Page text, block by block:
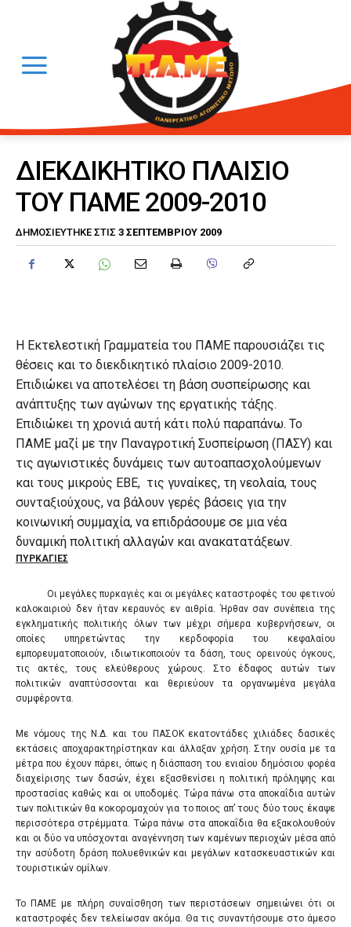
ΔΙΕΚΔΙΚΗΤΙΚΟ ΠΛΑΙΣΙΟ
ΤΟΥ ΠΑΜΕ 2009-2010
ΔΗΜΟΣΙΕΎΤΗΚΕ ΣΤΙΣ 3 ΣΕΠΤΕΜΒΡΊΟΥ 2009
Η Εκτελεστική Γραμματεία του ΠΑΜΕ παρουσιάζει τις
θέσεις και το διεκδικητικό πλαίσιο 2009-2010.
Επιδιώκει να αποτελέσει τη βάση συσπείρωσης και
ανάπτυξης των αγώνων της εργατικής τάξης.
Επιδιώκει τη χρονιά αυτή κάτι πολύ παραπάνω. Το
ΠΑΜΕ μαζί με την Παναγροτική Συσπείρωση (ΠΑΣΥ) και
τις αγωνιστικές δυνάμεις των αυτοαπασχολούμενων
και τους μικρούς ΕΒΕ, τις γυναίκες, τη νεολαία, τους
συνταξιούχους, να βάλουν γερές βάσεις για την
κοινωνική συμμαχία, να επιδράσουμε σε μια νέα
δυναμική πολιτική αλλαγών και ανακατατάξεων.
ΠΥΡΚΑΓΙΕΣ
Οι μεγάλες πυρκαγιές και οι μεγάλες καταστροφές του φετινού
καλοκαιριού δεν ήταν κεραυνός εν αιθρία. Ήρθαν σαν συνέπεια της
εγκληματικής πολιτικής όλων των μέχρι σήμερα κυβερνήσεων, οι
οποίες υπηρετώντας την κερδοφορία του κεφαλαίου
εμπορευματοποιούν, ιδιωτικοποιούν τα δάση, τους ορεινούς όγκους,
τις ακτές, τους ελεύθερους χώρους. Στο έδαφος αυτών των
πολιτικών αναπτύσσονται και θεριεύουν τα οργανωμένα μεγάλα
συμφέροντα.
Με νόμους της Ν.Δ. και του ΠΑΣΟΚ εκατοντάδες χιλιάδες δασικές
εκτάσεις αποχαρακτηρίστηκαν και άλλαξαν χρήση. Στην ουσία με τα
μέτρα που έχουν πάρει, όπως η διάσπαση του ενιαίου δημόσιου φορέα
διαχείρισης των δασών, έχει εξασθενίσει η πολιτική πρόληψης και
προστασίας καθώς και οι υποδομές. Τώρα πάνω στα αποκαΐδια αυτών
των πολιτικών θα κοκορομαχούν για το ποιος απ’ τους δύο τους έκαψε
περισσότερα στρέμματα. Τώρα πάνω στα αποκαΐδια θα εξακολουθούν
και οι δύο να υπόσχονται αναγέννηση των καμένων περιοχών μέσα από
την ασύδοτη δράση πολυεθνικών και μεγάλων κατασκευαστικών και
τουριστικών ομίλων.
Το ΠΑΜΕ με πλήρη συναίσθηση των περιστάσεων σημειώνει ότι οι
καταστροφές δεν τελείωσαν ακόμα. Θα τις συναντήσουμε στο άμεσο